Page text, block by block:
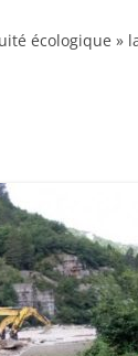
écologique »